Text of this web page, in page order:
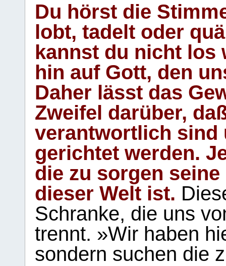
Du hörst die
lobt, tadelt oder
kannst du nicht los
hin auf Gott, den
Daher lässt das
Zweifel darüber,
verantwortlich sind
gerichtet werden.
die zu sorgen
dieser Welt ist.
Schranke, die uns
trennt. »Wir haben
sondern suchen die